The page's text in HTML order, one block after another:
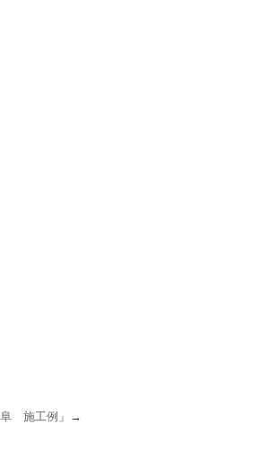
施工例 」→